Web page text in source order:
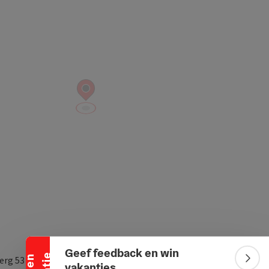
Banner inklappen
Geef feedback en win
53